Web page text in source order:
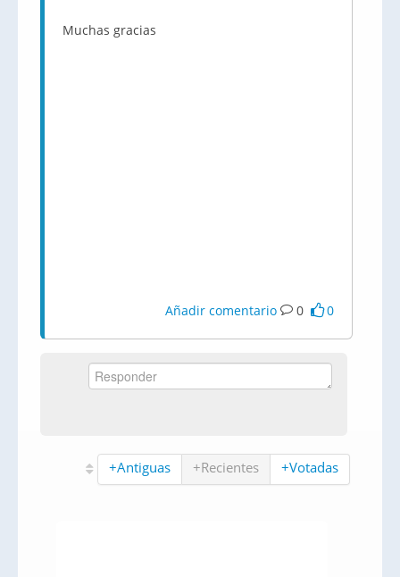
Muchas gracias
Añadir comentario 0 0
+Antiguas +Recientes +Votadas